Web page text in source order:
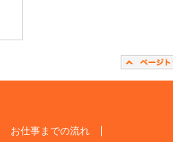
お仕事までの流れ